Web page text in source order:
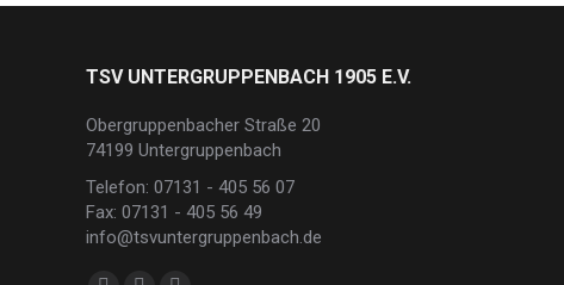
TSV UNTERGRUPPENBACH 1905 E.V.
Obergruppenbacher Straße 20
74199 Untergruppenbach
Telefon: 07131 - 405 56 07
Fax: 07131 - 405 56 49
info@tsvuntergruppenbach.de
Finden Sie uns auf: